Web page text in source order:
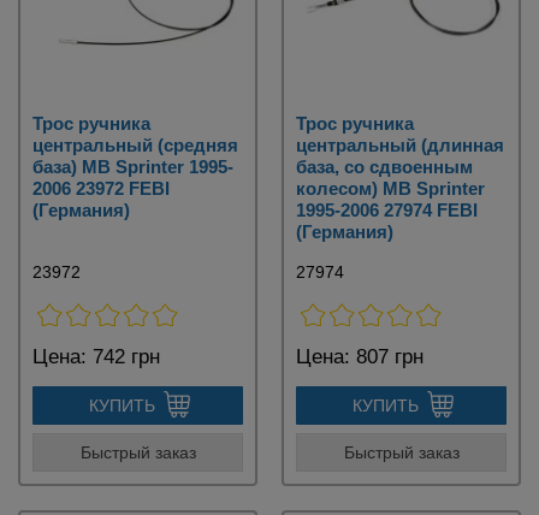
Трос ручника
центральный (средняя
база) MB Sprinter 1995-
2006 23972 FEBI
(Германия)
23972
Цена: 742 грн
КУПИТЬ
Быстрый заказ
Трос ручника
центральный (длинная
база, со сдвоенным
колесом) MB Sprinter
1995-2006 27974 FEBI
(Германия)
27974
Цена: 807 грн
КУПИТЬ
Быстрый заказ